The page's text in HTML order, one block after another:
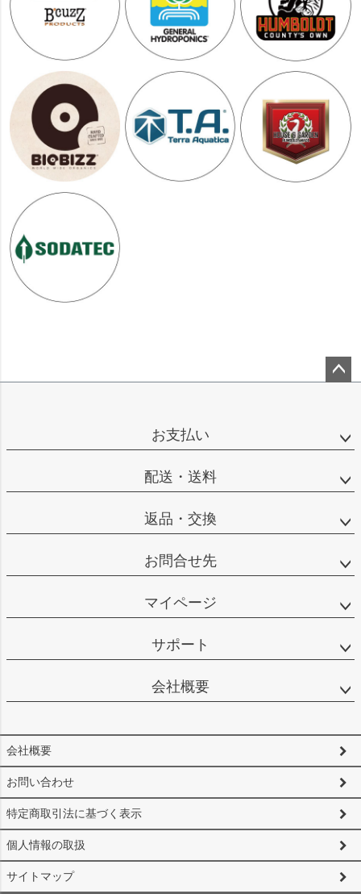
お支払い
配送・送料
返品・交換
お問合せ先
マイページ
サポート
会社概要
会社概要
お問い合わせ
特定商取引法に基づく表示
個人情報の取扱
サイトマップ